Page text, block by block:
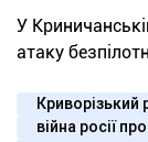
У
атаку
Криворізький
війна росії